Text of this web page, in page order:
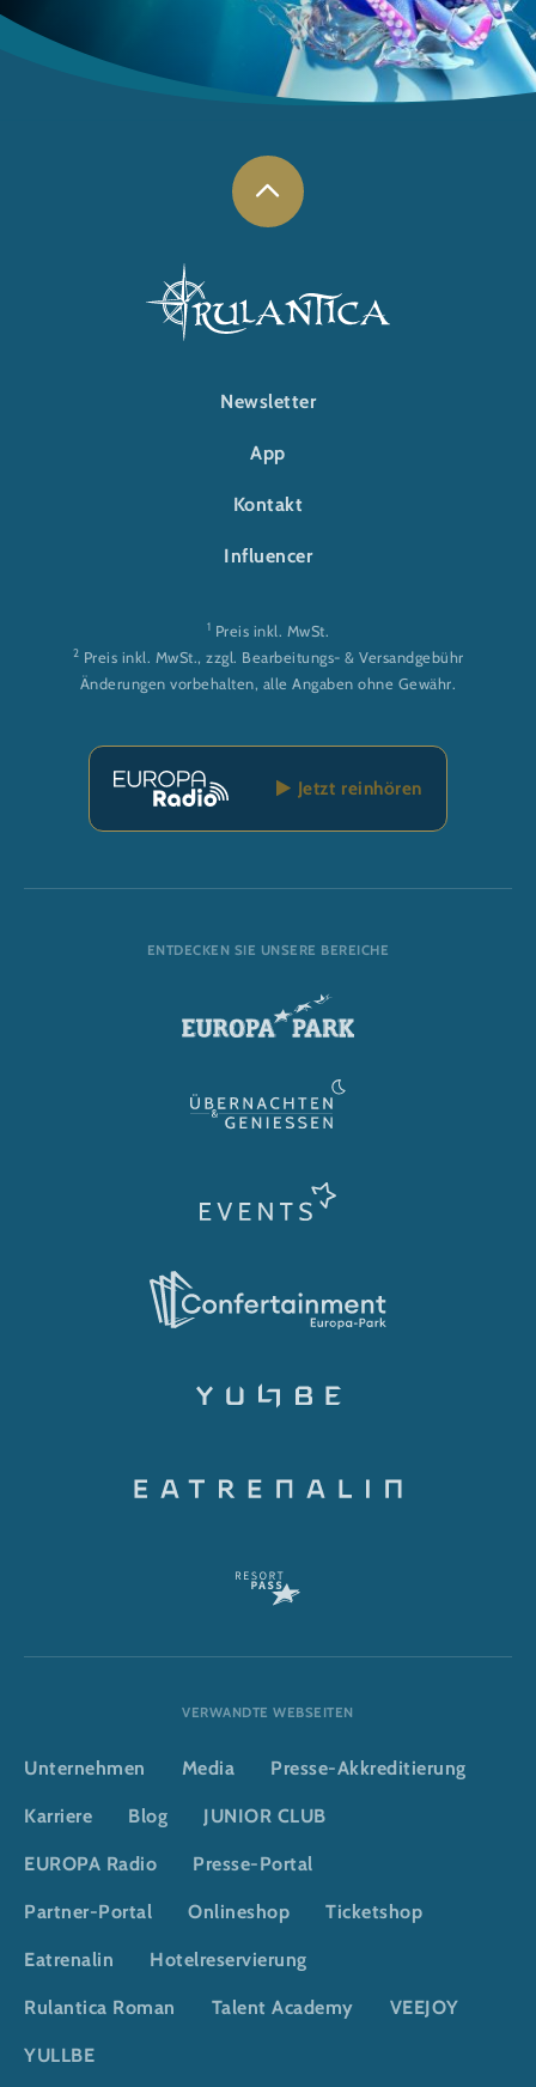
FOOTER-RULANTICA
Newsletter
App
Kontakt
Influencer
1 Preis inkl. MwSt.
2 Preis inkl. MwSt., zzgl. Bearbeitungs- & Versandgebühr
Änderungen vorbehalten, alle Angaben ohne Gewähr.
Jetzt reinhören
ENTDECKEN SIE UNSERE BEREICHE
VERWANDTE WEBSEITEN
Unternehmen Media Presse-Akkreditierung
Karriere Blog JUNIOR CLUB
EUROPA Radio Presse-Portal
Partner-Portal Onlineshop Ticketshop
Eatrenalin Hotelreservierung
Rulantica Roman Talent Academy VEEJOY
YULLBE